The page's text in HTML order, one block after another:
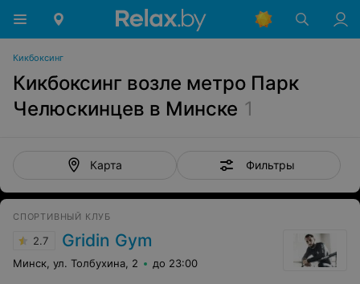
Кикбоксинг
Кикбоксинг возле метро Парк
Челюскинцев в Минске 1
Карта Фильтры
СПОРТИВНЫЙ КЛУБ
2.7 Gridin Gym
Минск, ул. Толбухина, 2 до 23:00